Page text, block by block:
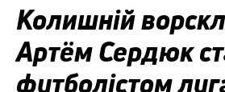
Колишній
Артём Сердюк
футболістом